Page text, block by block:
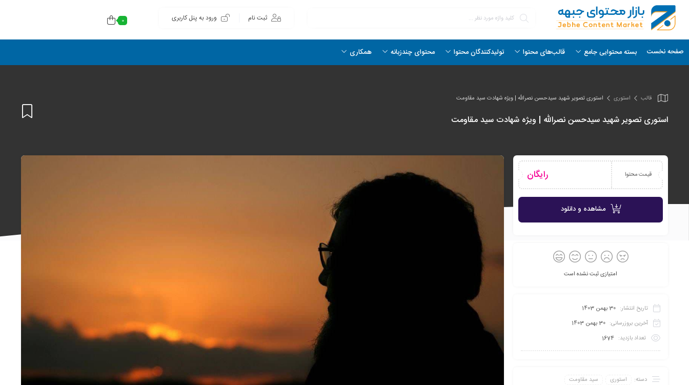
ثبت نام ورود به پنل کاربری 0
صفحه نخست بسته محتوایی جامع قالب‌های محتوا تولیدکنندگان محتوا محتوای چندزبانه همکاری
قالب استوری استوری تصویر شهید سیدحسن نصرالله | ویژه شهادت سید مقاومت
استوری تصویر شهید سیدحسن نصرالله | ویژه شهادت سید مقاومت
قیمت محتوا رایگان
مشاهده و دانلود
امتیازی ثبت نشده است
تاریخ انتشار: 30 بهمن 1403
آخرین بروزرسانی: 30 بهمن 1403
تعداد بازدید: 1674
دسته: استوری سید مقاومت